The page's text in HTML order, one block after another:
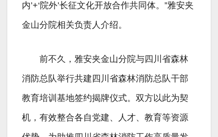
内’+‘院外’长征文化开放合作共同体。”雅安夹
金山分院相关负责人介绍。
前不久，雅安夹金山分院与四川省森林
消防总队举行共建四川省森林消防总队干部
教育培训基地签约揭牌仪式。双方以此为契
机，有效整合各自党建、人才、教育等资源